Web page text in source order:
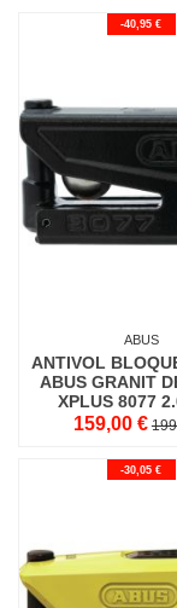
-40,95 €
ABUS
ANTIVOL
ABUS GRANIT
XPLUS 8077
ALARME
159,00 €
-30,05 €